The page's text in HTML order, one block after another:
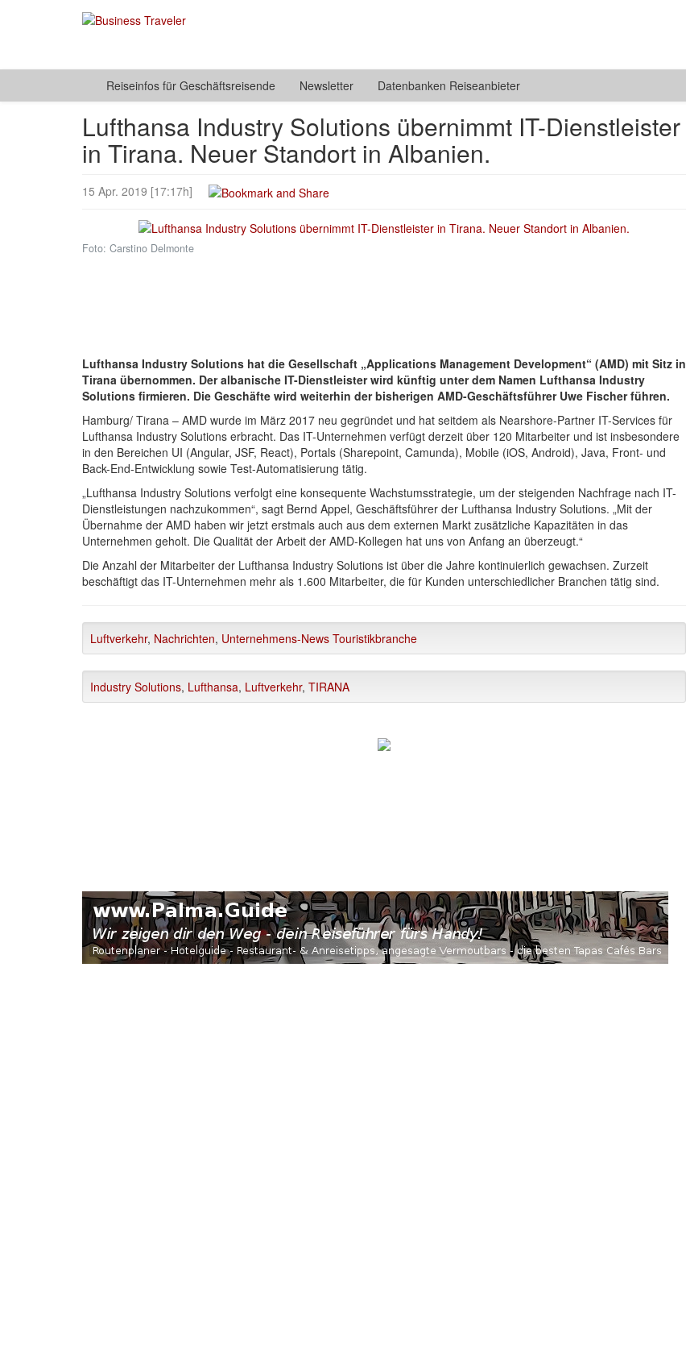
Reiseinfos für Geschäftsreisende Newsletter Datenbanken Reiseanbieter
Lufthansa Industry Solutions übernimmt IT-Dienstleister
in Tirana. Neuer Standort in Albanien.
15 Apr. 2019 [17:17h]
Foto: Carstino Delmonte
Lufthansa Industry Solutions hat die Gesellschaft „Applications Management Development“ (AMD) mit Sitz in
Tirana übernommen. Der albanische IT-Dienstleister wird künftig unter dem Namen Lufthansa Industry
Solutions firmieren. Die Geschäfte wird weiterhin der bisherigen AMD-Geschäftsführer Uwe Fischer führen.
Hamburg/ Tirana – AMD wurde im März 2017 neu gegründet und hat seitdem als Nearshore-Partner IT-Services für
Lufthansa Industry Solutions erbracht. Das IT-Unternehmen verfügt derzeit über 120 Mitarbeiter und ist insbesondere
in den Bereichen UI (Angular, JSF, React), Portals (Sharepoint, Camunda), Mobile (iOS, Android), Java, Front- und
Back-End-Entwicklung sowie Test-Automatisierung tätig.
„Lufthansa Industry Solutions verfolgt eine konsequente Wachstumsstrategie, um der steigenden Nachfrage nach IT-
Dienstleistungen nachzukommen“, sagt Bernd Appel, Geschäftsführer der Lufthansa Industry Solutions. „Mit der
Übernahme der AMD haben wir jetzt erstmals auch aus dem externen Markt zusätzliche Kapazitäten in das
Unternehmen geholt. Die Qualität der Arbeit der AMD-Kollegen hat uns von Anfang an überzeugt.“
Die Anzahl der Mitarbeiter der Lufthansa Industry Solutions ist über die Jahre kontinuierlich gewachsen. Zurzeit
beschäftigt das IT-Unternehmen mehr als 1.600 Mitarbeiter, die für Kunden unterschiedlicher Branchen tätig sind.
Luftverkehr, Nachrichten, Unternehmens-News Touristikbranche
Industry Solutions, Lufthansa, Luftverkehr, TIRANA